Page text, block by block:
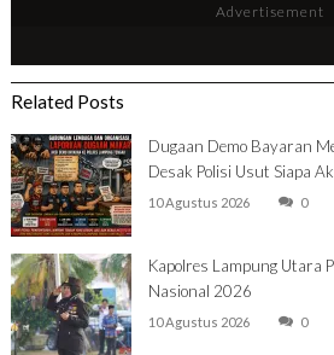
Advertisement
Related Posts
Dugaan Demo Bayaran
Desak Polisi Usut Siapa
10 Agustus 2026 0
Kapolres Lampung Utara
Nasional 2026
10 Agustus 2026 0